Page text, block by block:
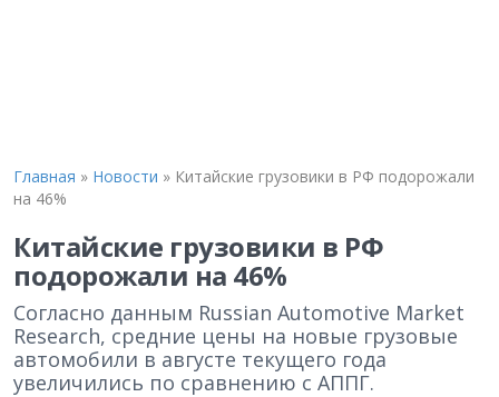
Главная » Новости » Китайские грузовики в РФ подорожали
на 46%
Китайские грузовики в РФ
подорожали на 46%
Согласно данным Russian Automotive Market
Research, средние цены на новые грузовые
автомобили в августе текущего года
увеличились по сравнению с АППГ.